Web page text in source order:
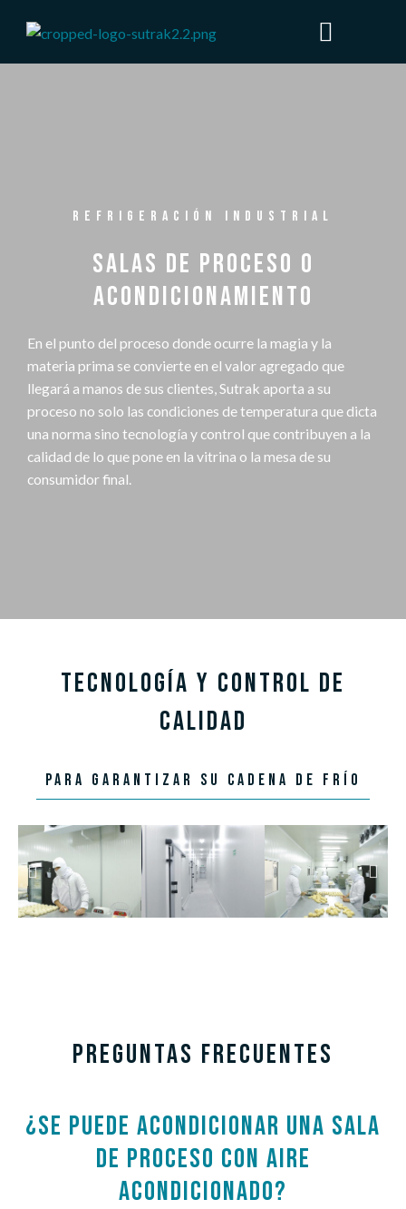
REFRIGERACIÓN INDUSTRIAL
SALAS DE PROCESO O
ACONDICIONAMIENTO
En el punto del proceso donde ocurre la magia y la
materia prima se convierte en el valor agregado que
llegará a manos de sus clientes, Sutrak aporta a su
proceso no solo las condiciones de temperatura que dicta
una norma sino tecnología y control que contribuyen a la
calidad de lo que pone en la vitrina o la mesa de su
consumidor final.
TECNOLOGÍA Y CONTROL DE
CALIDAD
PARA GARANTIZAR SU CADENA DE FRÍO
PREGUNTAS FRECUENTES
¿SE PUEDE ACONDICIONAR UNA SALA
DE PROCESO CON AIRE
ACONDICIONADO?